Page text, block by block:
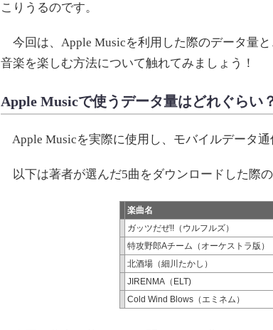
こりうるのです。
今回は、Apple Musicを利用した際のデータ量
音楽を楽しむ方法について触れてみましょう！
Apple Musicで使うデータ量はどれぐらい
Apple Musicを実際に使用し、モバイルデータ通
以下は著者が選んだ5曲をダウンロードした際の
楽曲名
ガッツだぜ!!（ウルフルズ）
特攻野郎Aチーム（オーケストラ版）
北酒場（細川たかし）
JIRENMA（ELT)
Cold Wind Blows（エミネム）